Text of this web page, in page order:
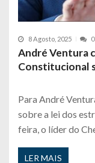
8 Agosto, 2025 0
André Ventura
Constitucional
Para André
sobre a lei dos
feira, o líder do
LER MAIS